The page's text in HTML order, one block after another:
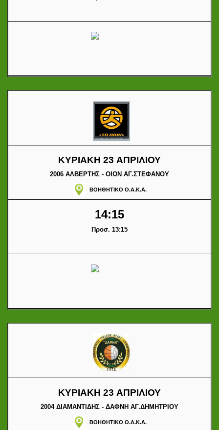
ΚΥΡΙΑΚΗ 23 ΑΠΡΙΛΙΟΥ
2006 ΑΛΒΕΡΤΗΣ - ΟΙΩΝ ΑΓ.ΣΤΕΦΑΝΟΥ
ΒΟΗΘΗΤΙΚΟ Ο.Α.Κ.Α.
14:15
Προσ. 13:15
ΚΥΡΙΑΚΗ 23 ΑΠΡΙΛΙΟΥ
2004 ΔΙΑΜΑΝΤΙΔΗΣ - ΔΑΦΝΗ ΑΓ.ΔΗΜΗΤΡΙΟΥ
ΒΟΗΘΗΤΙΚΟ Ο.Α.Κ.Α.